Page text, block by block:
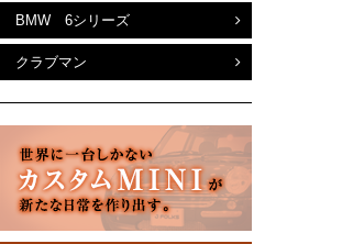
BMW 6シリーズ
クラブマン